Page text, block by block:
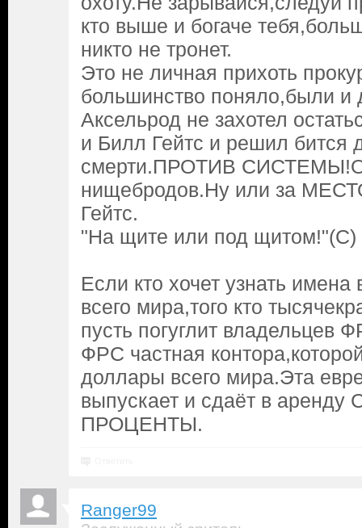
кто выше и богаче
никто не тронет.
Это не личная прихоть
большинство поняло,были и
Аксельрод не захотел
и Билл Гейтс и решил бится
смерти.ПРОТИВ
нищебродов.Ну или за
Гейтс.
"На щите или под щитом!"(С)
Если кто хочет узнать
всего мира,того кто
пусть погуглит
ФРС частная
доллары всего мира.Эта
выпускает и сдаёт в
ПРОЦЕНТЫ.
Ranger99